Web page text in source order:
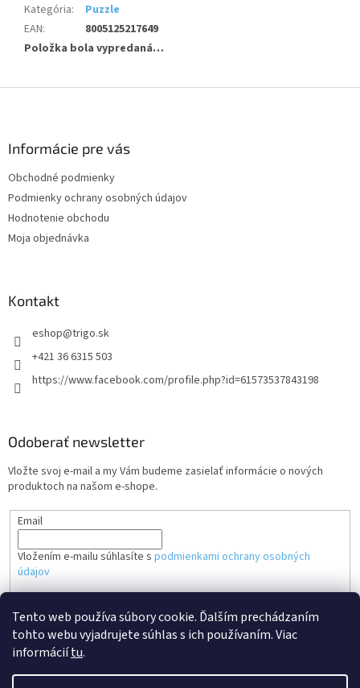
Tento web používa súbory cookie. Ďalším prechádzaním
tohto webu vyjadrujete súhlas s ich používaním. Viac
informáciítu.
Kategória:
Puzzle
EAN:
8005125217649
Položka bola vypredaná…
Informácie pre vás
Obchodné podmienky
Podmienky ochrany osobných údajov
Hodnotenie obchodu
Moja objednávka
Kontakt
eshop@trigo.sk
+421 36 6315 503
https://www.facebook.com/profile.php?id=61573537843198
Odoberať newsletter
Vložte svoj e-mail a my Vám budeme zasielať informácie o nových
produktoch na našom e-shope.
Email
Vložením e-mailu súhlasíte s podmienkami ochrany osobných
údajov
PRIHLÁSIŤ SA